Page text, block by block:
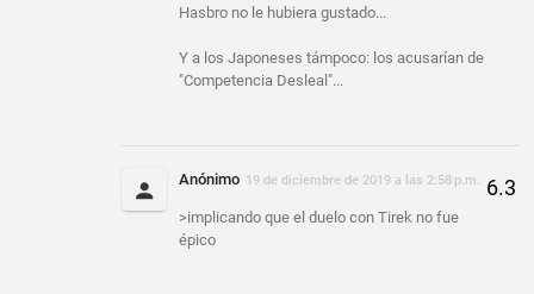
Hasbro no le hubiera gustado...
Y a los Japoneses támpoco: los acusarían de
"Competencia Desleal"...
Anónimo 19 de diciembre de 2019 a las 2:58 p.m.
>implicando que el duelo con Tirek no fue
épico